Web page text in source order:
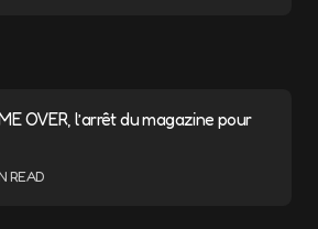
OVER, l’arrêt du magazine pour
READ